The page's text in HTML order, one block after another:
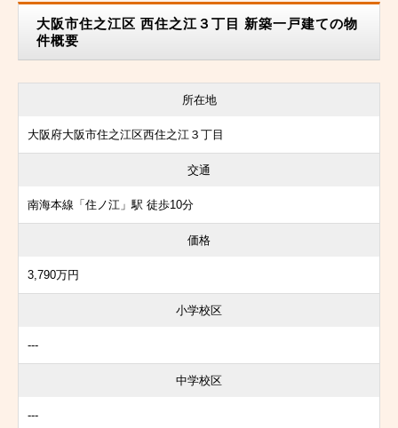
大阪市住之江区 西住之江３丁目 新築一戸建ての物
件概要
所在地
大阪府大阪市住之江区西住之江３丁目
交通
南海本線「住ノ江」駅 徒歩10分
価格
3,790万円
小学校区
---
中学校区
---